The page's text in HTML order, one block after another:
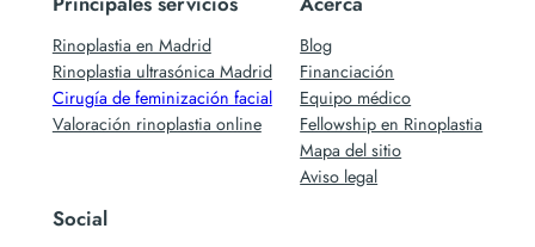
Rinoplastia en Madrid
Rinoplastia ultrasónica Madrid
Cirugía de feminización facial
Valoración rinoplastia online
Blog
Financiación
Equipo médico
Fellowship en Rinoplastia
Mapa del sitio
Aviso legal
Social